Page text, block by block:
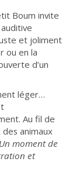
Boum invite
et joliment
ou en la
d’un
léger…
Au fil de
animaux
Un moment de
et